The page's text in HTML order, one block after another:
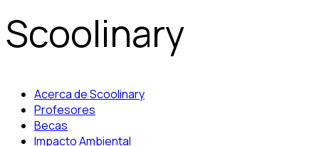
Scoolinary
Acerca de Scoolinary
Profesores
Becas
Impacto Ambiental